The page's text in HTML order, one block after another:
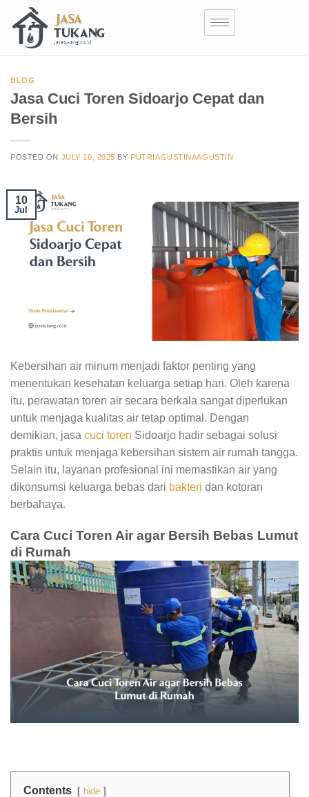
BLOG
Jasa Cuci Toren Sidoarjo Cepat dan
Bersih
POSTED ON JULY 10, 2025 BY PUTRIAGUSTINAAGUSTIN
10
Jul
Kebersihan air minum menjadi faktor penting yang
menentukan kesehatan keluarga setiap hari. Oleh karena
itu, perawatan toren air secara berkala sangat diperlukan
untuk menjaga kualitas air tetap optimal. Dengan
demikian, jasa cuci toren Sidoarjo hadir sebagai solusi
praktis untuk menjaga kebersihan sistem air rumah tangga.
Selain itu, layanan profesional ini memastikan air yang
dikonsumsi keluarga bebas dari bakteri dan kotoran
berbahaya.
Cara Cuci Toren Air agar Bersih Bebas Lumut
di Rumah
Contents hide